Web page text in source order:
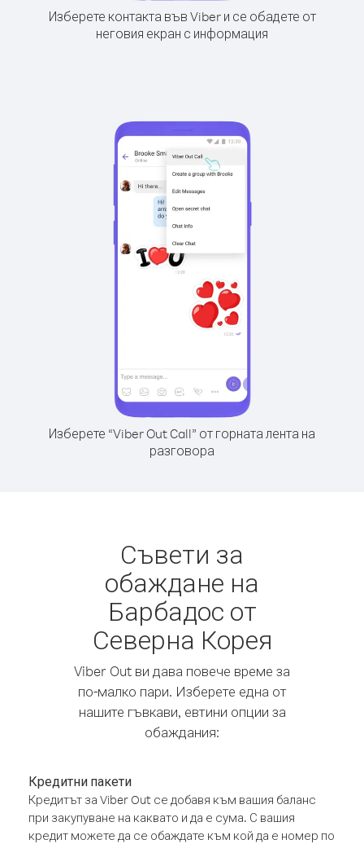
Изберете контакта във Viber и се обадете от
неговия екран с информация
Изберете “Viber Out Call” от горната лента на
разговора
Съвети за
обаждане на
Барбадос от
Северна Корея
Viber Out ви дава повече време за
по-малко пари. Изберете една от
нашите гъвкави, евтини опции за
обаждания:
Кредитни пакети
Кредитът за Viber Out се добавя към вашия баланс
при закупуване на каквато и да е сума. С вашия
кредит можете да се обаждате към кой да е номер по